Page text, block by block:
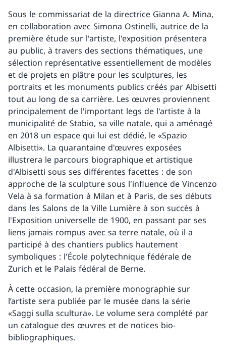
Sous le commissariat de la directrice Gianna A. Mina,
en collaboration avec Simona Ostinelli, autrice de la
première étude sur l'artiste, l'exposition présentera
au public, à travers des sections thématiques, une
sélection représentative essentiellement de modèles
et de projets en plâtre pour les sculptures, les
portraits et les monuments publics créés par Albisetti
tout au long de sa carrière. Les œuvres proviennent
principalement de l'important legs de l'artiste à la
municipalité de Stabio, sa ville natale, qui a aménagé
en 2018 un espace qui lui est dédié, le «Spazio
Albisetti». La quarantaine d'œuvres exposées
illustrera le parcours biographique et artistique
d'Albisetti sous ses différentes facettes : de son
approche de la sculpture sous l'influence de Vincenzo
Vela à sa formation à Milan et à Paris, de ses débuts
dans les Salons de la Ville Lumière à son succès à
l'Exposition universelle de 1900, en passant par ses
liens jamais rompus avec sa terre natale, où il a
participé à des chantiers publics hautement
symboliques : l'École polytechnique fédérale de
Zurich et le Palais fédéral de Berne.
À cette occasion, la première monographie sur
l’artiste sera publiée par le musée dans la série
«Saggi sulla scultura». Le volume sera complété par
un catalogue des œuvres et de notices bio-
bibliographiques.